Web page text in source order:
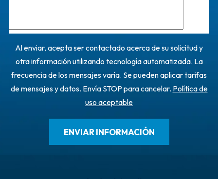
Al enviar, acepta ser contactado acerca de su solicitud y
otra información utilizando tecnología automatizada. La
frecuencia de los mensajes varía. Se pueden aplicar tarifas
de mensajes y datos. Envía STOP para cancelar. Política de
uso aceptable